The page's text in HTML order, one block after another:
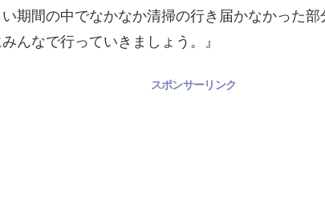
期間の中でなかなか清掃の行き届かなかった
んなで行っていきましょう。』
スポンサーリンク